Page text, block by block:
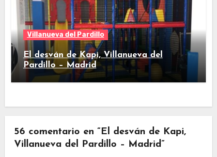
Villanueva del Pardillo
El desván de Kapi, Villanueva del
Pardillo – Madrid
56 comentario en “El desván de Kapi,
Villanueva del Pardillo – Madrid”